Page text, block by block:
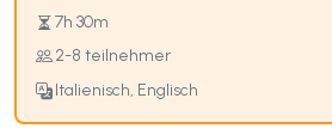
7h 30m
2-8 teilnehmer
Italienisch, Englisch